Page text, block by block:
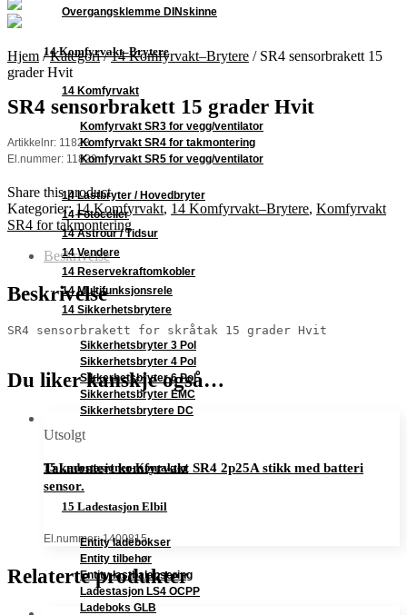
Overgangsklemme DINskinne
14 Komfyrvakt–Brytere
14 Komfyrvakt
Komfyrvakt SR3 for vegg/ventilator
Komfyrvakt SR4 for takmontering
Komfyrvakt SR5 for vegg/ventilator
14 Lastbryter / Hovedbryter
14 Fotoceller
14 Astrour / Tidsur
14 Vendere
14 Reservekraftomkobler
14 Multifunksjonsrele
14 Sikkerhetsbrytere
Sikkerhetsbryter 3 Pol
Sikkerhetsbryter 4 Pol
Sikkerhetsbryter 6 Pol
Sikkerhetsbryter EMC
Sikkerhetsbrytere DC
15 Ladestasjoner-Kontakter
15 Ladestasjon Elbil
Entity ladebokser
Entity tilbehør
Entity lastbalansering
Ladestasjon LS4 OCPP
Ladeboks GLB
Hjem / Kategori / 14 Komfyrvakt–Brytere /SR4 sensorbrakett 15
grader Hvit
SR4 sensorbrakett 15 grader Hvit
Artikkelnr: 11828
El.nummer: 11829
Share this product
Kategorier:14 Komfyrvakt, 14 Komfyrvakt–Brytere, Komfyrvakt
SR4 for takmontering
Beskrivelse
Beskrivelse
SR4 sensorbrakett for skråtak 15 grader Hvit
Du liker kanskje også…
Utsolgt
Takmontert komfyrvakt SR4 2p25A stikk med batteri
sensor.
El.nummer: 1400815
Relaterte produkter